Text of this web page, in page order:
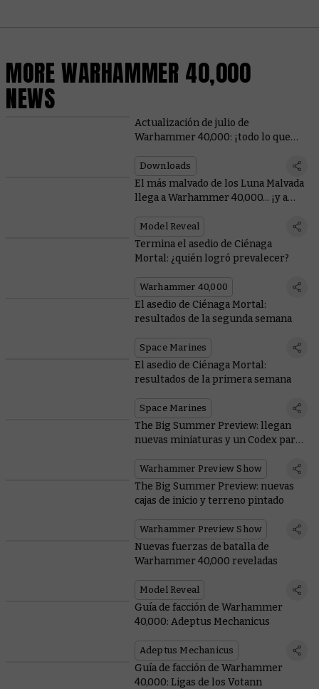
MORE WARHAMMER 40,000
NEWS
Actualización de julio de
Warhammer 40,000: ¡todo lo que
Downloads
El más malvado de los Luna Malvada
llega a Warhammer 40,000... ¡y a
Model Reveal
Termina el asedio de Ciénaga
Mortal: ¿quién logró prevalecer?
Warhammer 40,000
El asedio de Ciénaga Mortal:
resultados de la segunda semana
Space Marines
El asedio de Ciénaga Mortal:
resultados de la primera semana
Space Marines
The Big Summer Preview: llegan
nuevas miniaturas y un Codex para
Warhammer Preview Show
The Big Summer Preview: nuevas
cajas de inicio y terreno pintado
Warhammer Preview Show
Nuevas fuerzas de batalla de
Warhammer 40,000 reveladas
Model Reveal
Guía de facción de Warhammer
40,000: Adeptus Mechanicus
Adeptus Mechanicus
Guía de facción de Warhammer
40,000: Ligas de los Votann